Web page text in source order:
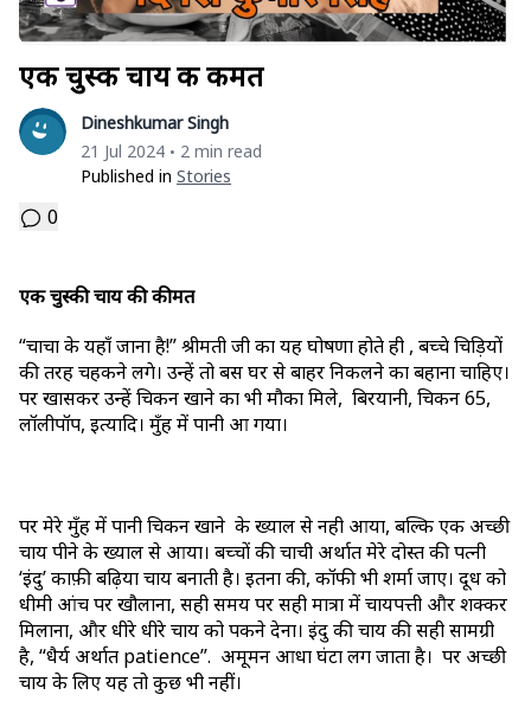
एक चुस्की चाय की कीमत
Dineshkumar Singh
21 Jul 2024 • 2 min read
Published in Stories
0
एक चुस्की चाय की कीमत
“चाचा के यहाँ जाना है!” श्रीमती जी का यह घोषणा होते ही , बच्चे चिड़ियों
की तरह चहकने लगे। उन्हें तो बस घर से बाहर निकलने का बहाना चाहिए।
पर खासकर उन्हें चिकन खाने का भी मौका मिले, बिरयानी, चिकन 65,
लॉलीपॉप, इत्यादि। मुँह में पानी आ गया।
पर मेरे मुँह में पानी चिकन खाने के ख्याल से नही आया, बल्कि एक अच्छी
चाय पीने के ख्याल से आया। बच्चों की चाची अर्थात मेरे दोस्त की पत्नी
‘इंदु’ काफ़ी बढ़िया चाय बनाती है। इतना की, कॉफी भी शर्मा जाए। दूध को
धीमी आंच पर खौलाना, सही समय पर सही मात्रा में चायपत्ती और शक्कर
मिलाना, और धीरे धीरे चाय को पकने देना। इंदु की चाय की सही सामग्री
है, “धैर्य अर्थात patience”. अमूमन आधा घंटा लग जाता है। पर अच्छी
चाय के लिए यह तो कुछ भी नहीं।